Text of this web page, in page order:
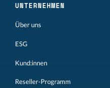
UNTERNEHMEN
Über uns
ESG
Kund:innen
Reseller-Programm